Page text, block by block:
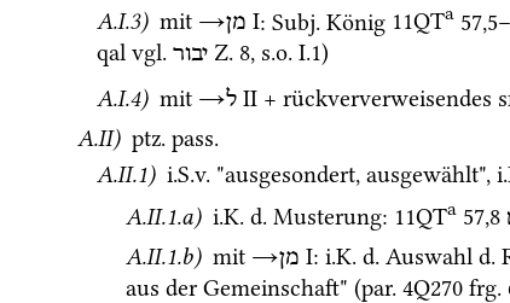
A.I.3) mit →מן ‎ I: Subj. König 11QTa 57,5–
qal vgl. יבור Z. 8, s.o. I.1)
A.I.4) mit →ל ‎ II + rückververweisendes
A.II) ptz. pass.
A.II.1) i.S.v. "ausgesondert, ausgewählt",
A.II.1.a) i.K. d. Musterung: 11QTa 57,8
A.II.1.b) mit →מן ‎ I: i.K. d. Auswahl d.
aus der Gemeinschaft" (par. 4Q270 frg.